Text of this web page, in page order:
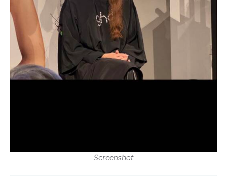
Screenshot